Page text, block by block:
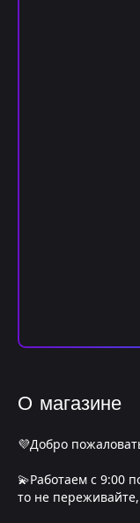
О магазине
💜Добро
💫Работаем с 9:00
то не